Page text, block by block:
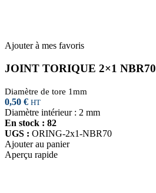
Ajouter à mes favoris
JOINT TORIQUE 2×1 NBR70
Diamètre de tore 1mm
0,50 € HT
Diamètre intérieur : 2 mm
En stock : 82
UGS : ORING-2x1-NBR70
Ajouter au panier
Aperçu rapide